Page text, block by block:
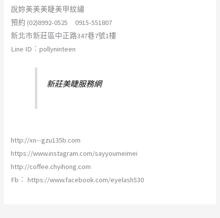
說妳美美美睫美甲紋繡
預約 (02)8992-0525 0915-551807
新北市新莊區中正路347巷7號1樓
Line ID︰pollyninteen
新莊美睫服務網
http://xn--gzu135b.com
https://www.instagram.com/sayyoumeimei
http://coffee.chyihong.com
Fb︰ https://www.facebook.com/eyelash530